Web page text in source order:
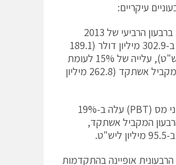
עיקריים:
ההכנסות ברבעון הרביעי של 2013
הסתכמו ב-302.9 מיליון דולר (189.1
מיליון ליש"ט), עלייה של 15% לעומת
הרבעון המקביל אשתקד (262.8 מיליון
הרווח לפני מס (PBT) עלה ב-19%
המקביל אשתקד,
אופיינה בהתקדמות